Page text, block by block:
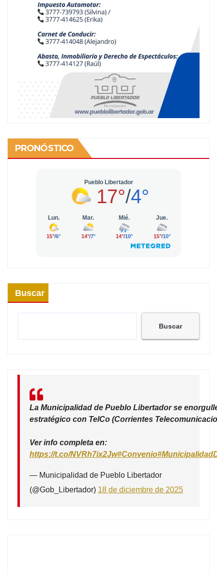
PRONÓSTICO
Buscar
Buscar
La Municipalidad de Pueblo Libertador se
estratégico con TelCo (Corrientes
Ver info completa en:
https://t.co/NVRh7ix2Jw#Convenio
— Municipalidad de Pueblo Libertador
(@Gob_Libertador) 18 de diciembre de 2025